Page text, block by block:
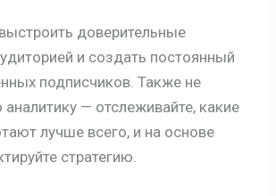
доверительные
и создать постоянный
подписчиков. Также не
— отслеживайте, какие
лучше всего, и на основе
стратегию.